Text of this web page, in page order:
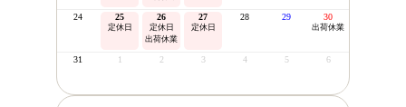
24 25
定休日
26
定休日
出荷休業
27
定休日
28 29 30
出荷休業
31 1 2 3 4 5 6